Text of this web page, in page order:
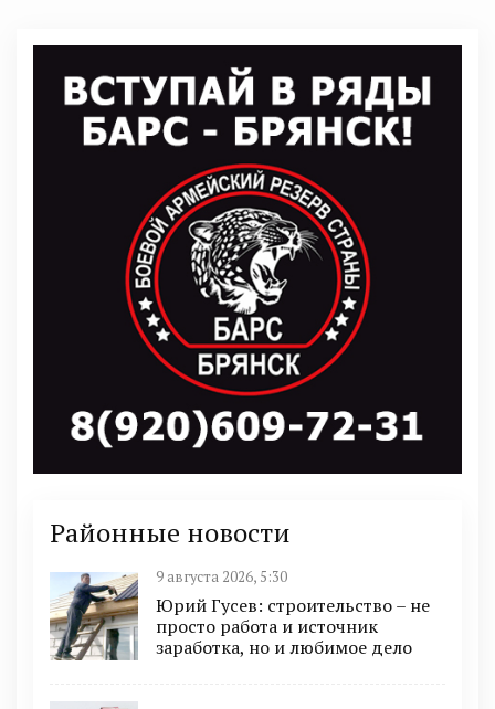
Районные новости
9 августа 2026, 5:30
Юрий Гусев: строительство – не
просто работа и источник
заработка, но и любимое дело